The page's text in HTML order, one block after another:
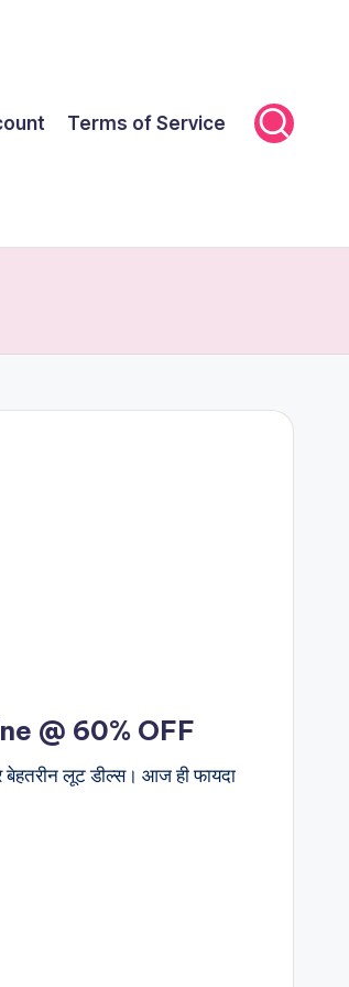
Terms of Service
@ 60% OFF
लूट डील्स। आज ही फायदा